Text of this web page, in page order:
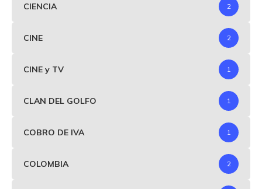
CIENCIA 2
CINE 2
CINE y TV 1
CLAN DEL GOLFO 1
COBRO DE IVA 1
COLOMBIA 2